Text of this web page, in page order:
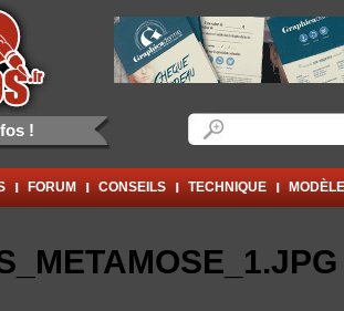
!
FORUM CONSEILS TECHNIQUE